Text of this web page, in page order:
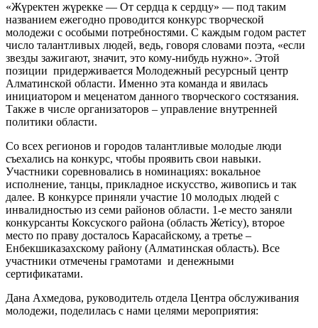
«Жүректен жүрекке — От сердца к сердцу» — под таким
названием ежегодно проводится конкурс творческой
молодежи с особыми потребностями. С каждым годом растет
число талантливых людей, ведь, говоря словами поэта, «если
звезды зажигают, значит, это кому-нибудь нужно». Этой
позиции придерживается Молодежный ресурсный центр
Алматинской области. Именно эта команда и явилась
инициатором и меценатом данного творческого состязания.
Также в числе организаторов – управление внутренней
политики области.
Со всех регионов и городов талантливые молодые люди
съехались на конкурс, чтобы проявить свои навыки.
Участники соревновались в номинациях: вокальное
исполнение, танцы, прикладное искусство, живопись и так
далее. В конкурсе приняли участие 10 молодых людей с
инвалидностью из семи районов области. 1-е место заняли
конкурсанты Коксуского района (область Жетісу), второе
место по праву досталось Карасайскому, а третье –
Енбекшиказахскому району (Алматинская область). Все
участники отмечены грамотами и денежными
сертификатами.
Дана Ахмедова, руководитель отдела Центра обслуживания
молодежи, поделилась с нами целями мероприятия: